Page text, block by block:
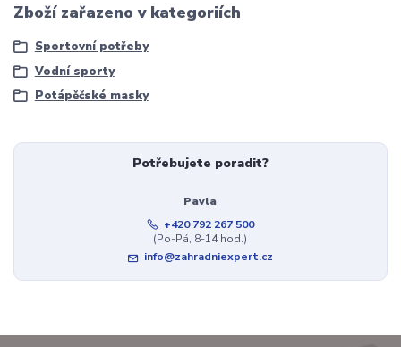
Zboží zařazeno v kategoriích
Sportovní potřeby
Vodní sporty
Potápěčské masky
Potřebujete poradit?
Pavla
+420 792 267 500
(Po-Pá, 8-14 hod.)
info@zahradniexpert.cz